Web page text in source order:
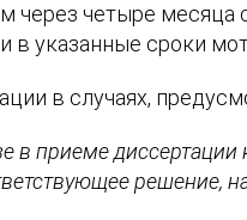
через четыре
в указанные сроки
в случаях,
в приеме
решение,